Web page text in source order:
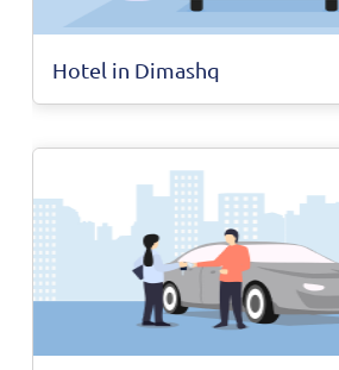
Hotel in Dimashq